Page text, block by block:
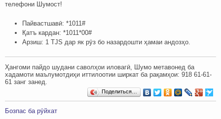
телефони Шумост!
Пайвастшавӣ: *1011#
Қатъ кардан: *1011*00#
Арзиш: 1 TJS дар як рӯз бо назардошти ҳамаи андозҳо.
Ҳангоми пайдо шудани саволҳои иловагӣ, Шумо метавонед ба
хадамоти маълумотдиҳи иттилоотии ширкат ба рақамҳои: ‎‎918 61-61-
61 занг занед.
Поделиться…
Бозпас ба рӯйхат